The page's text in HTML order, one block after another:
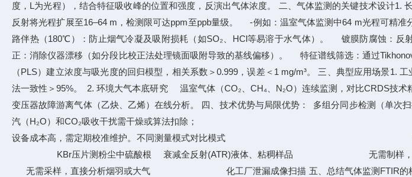
度，L为光程），结合特征吸收峰的位置和强度，反演出气体浓度。 二、气体监测的关键技术设计
反射将光程扩展至16–64 m，检测限可达ppm至ppb量级。 -例如：温室气体监测中64 m光程可
路伴热（180℃）：防止烟气冷凝及吸附损耗（如SO₂、HCl等易溶于水气体）。 镀膜防腐蚀：
正：消除仪器漂移（如分段比校正法处理镜面吸附导致的基线偏移）。 特征谱线筛选：通过
（PLS）建立浓度与吸光度的回归模型，相关系数＞0.999，误差＜1 mg/m³。 三、典型应用场景
法一致性＞95%。 2. 环境大气本底研究 温室气体（CO₂、CH₄、N₂O）连续监测，对比CRDS技
变压器故障游离气体（乙炔、乙烯）在线分析。 四、技术优势与局限优势： 多组分同步检测（单
汽（H₂O）和CO₂吸收干扰需干燥或算法扣除；
设备成本高，需定期校准维护。不同测量模式对比模式 适用场
KBr压片测粉尘中硫酸根 衰减全反射(ATR)液体、粘稠样品 无需制样，
无需采样，直接分析烟羽或大气 化工厂泄漏成像扫描 五、总结气体监测FTIR的核心是通